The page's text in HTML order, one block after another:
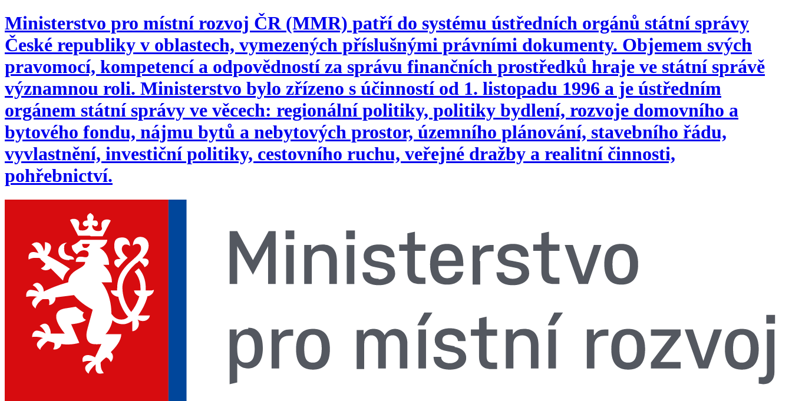
Ministerstvo pro místní rozvoj ČR (MMR) patří do systému ústředních orgánů státní správy
České republiky v oblastech, vymezených příslušnými právními dokumenty. Objemem svých
pravomocí, kompetencí a odpovědností za správu finančních prostředků hraje ve státní správě
významnou roli. Ministerstvo bylo zřízeno s účinností od 1. listopadu 1996 a je ústředním
orgánem státní správy ve věcech: regionální politiky, politiky bydlení, rozvoje domovního a
bytového fondu, nájmu bytů a nebytových prostor, územního plánování, stavebního řádu,
vyvlastnění, investiční politiky, cestovního ruchu, veřejné dražby a realitní činnosti,
pohřebnictví.